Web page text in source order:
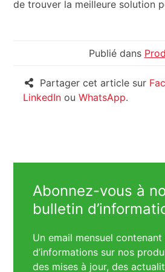
de trouver la meilleure solution
Publié dans
Partager cet article sur
LinkedIn ouWhatsApp.
Abonnez-vous à
bulletin
Un email mensuel contenant
d’informations sur nos
des mises à jour, des